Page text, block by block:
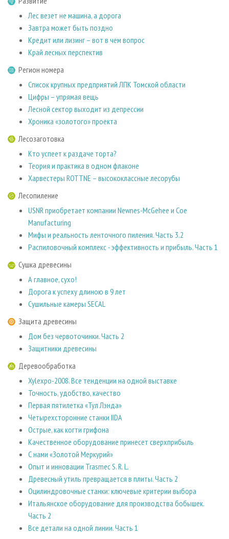
СУШКА ДРЕВЕСИНЫ
ПРОИЗВОДСТВО ДРЕВЕСНЫХ ПЛИТ
ДЕРЕВЯННОЕ ДОМОСТРОЕНИЕ
ПРОИЗВОДСТВО МЕБЕЛИ
БИОЭНЕРГЕТИКА
ЦБП
ИНСТРУМЕНТ И МАТЕРИАЛЫ
ПЕРСОНЫ
МОБИЛЬНЫЕ ВЫСТАВКИ
ОФИЦИАЛЬНЫЕ ДЕЛЕГАЦИИ
ПРИОРИТЕТНЫЕ ИНВЕСТПРОЕКТЫ
RUSSIAN FORESTRY REVIEW
ГАЗЕТА ЛЕСПРОМФОРУМ
БИБЛИОТЕКА СПЕЦИАЛИСТА
РЕКЛАМА НА САЙТЕ
Лес везет не машина, а дорога
Завтра может быть поздно
Кредит или лизинг – вот в чем вопрос
Край лесных перспектив
Регион номера
Список крупных предприятий ЛПК Томской области
Цифры – упрямая вещь
Лесной сектор выходит из депрессии
Хроника «золотого» проекта
Лесозаготовка
Кто успеет к раздаче торта?
Теория и практика в одном флаконе
Харвестеры ROTTNE – высококлассные лесорубы
Лесопиление
USNR приобретает компании Newnes-McGehee и Coe
Manufacturing
Мифы и реальность ленточного пиления. Часть 3.2
Распиловочный комплекс - эффективность и прибыль. Часть 1
Сушка древесины
А главное, сухо!
Дорога к успеху длиною в 9 лет
Сушильные камеры SECAL
Защита древесины
Дом без червоточинки. Часть 2
Защитники древесины
Деревообработка
Xylexpo-2008. Все тенденции на одной выставке
Точность, удобство, качество
Первая пятилетка «Тул Лэнда»
Четырехсторонние cтанки IIDA
Острые, как когти грифонa
Качественное оборудование принесет сверхприбыль
С нами «Золотой Меркурий»
Опыт и инновации Trasmec S. R. L.
Древесный утиль превращается в плиты. Часть 2
Оцилиндровочные станки: ключевые критерии выбора
Итальянское оборудование для производства бобышек.
Часть 2
Все детали на одной линии. Часть 1